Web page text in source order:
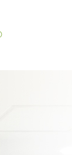
search